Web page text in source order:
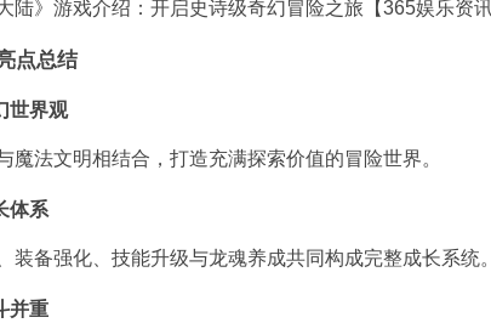
点总结
世界观
魔法文明相结合，打造充满探索价值的冒险世界。
体系
装备强化、技能升级与龙魂养成共同构成完整成长系统。
并重